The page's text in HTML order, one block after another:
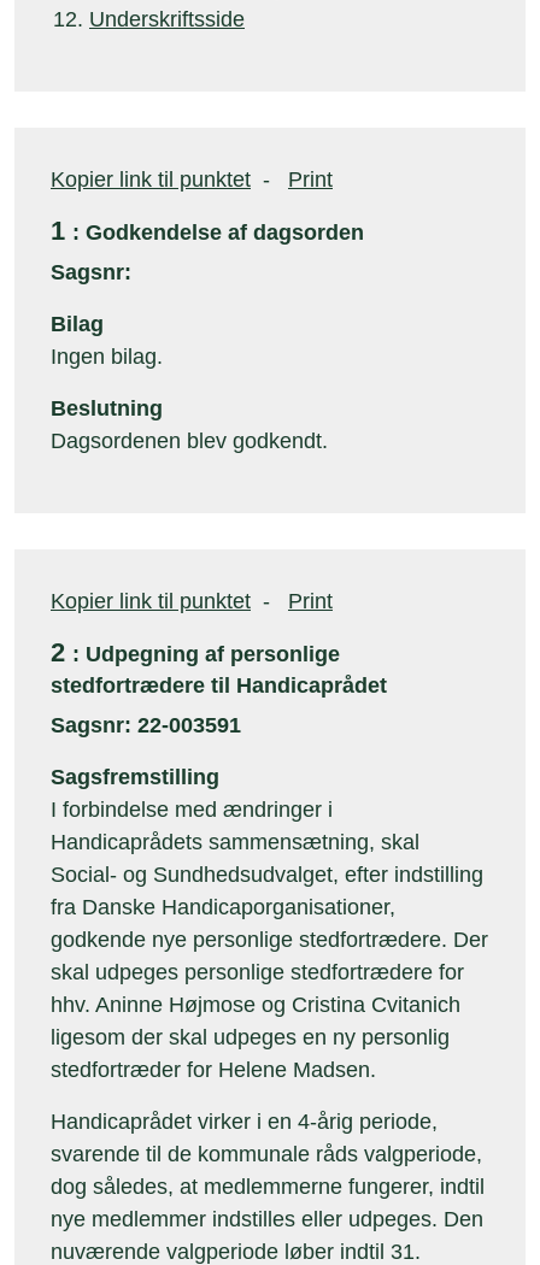
Underskriftsside
Kopier link til punktet - Print
1 : Godkendelse af dagsorden
Sagsnr:
Bilag
Ingen bilag.
Beslutning
Dagsordenen blev godkendt.
Kopier link til punktet - Print
2 : Udpegning af personlige
stedfortrædere til Handicaprådet
Sagsnr: 22-003591
Sagsfremstilling
I forbindelse med ændringer i
Handicaprådets sammensætning, skal
Social- og Sundhedsudvalget, efter indstilling
fra Danske Handicaporganisationer,
godkende nye personlige stedfortrædere. Der
skal udpeges personlige stedfortrædere for
hhv. Aninne Højmose og Cristina Cvitanich
ligesom der skal udpeges en ny personlig
stedfortræder for Helene Madsen.
Handicaprådet virker i en 4-årig periode,
svarende til de kommunale råds valgperiode,
dog således, at medlemmerne fungerer, indtil
nye medlemmer indstilles eller udpeges. Den
nuværende valgperiode løber indtil 31.